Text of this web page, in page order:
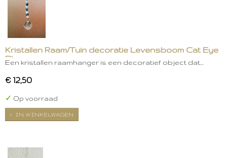
Kristallen Raam/Tuin decoratie Levensboom Cat Eye
Blauw
Een kristallen raamhanger is een decoratief object dat…
€ 12,50
✓ Op voorraad
IN WINKELWAGEN